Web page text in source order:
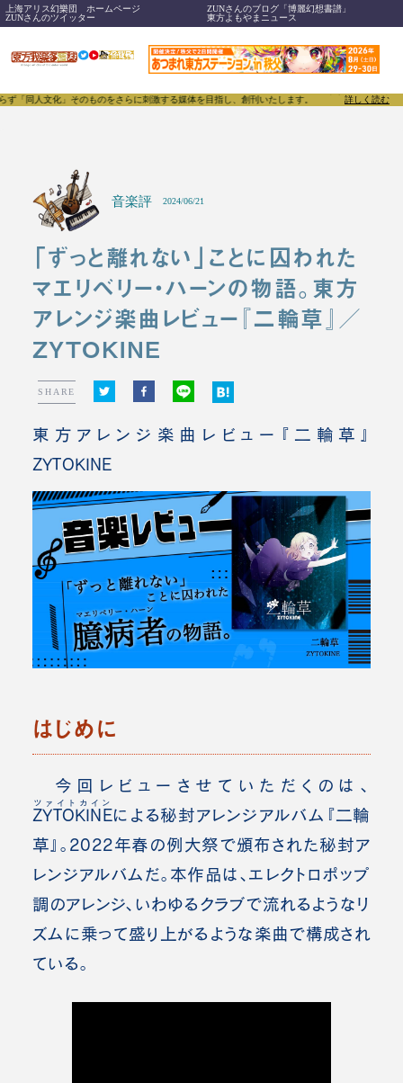
上海アリス幻樂団 ホームページ
ZUNさんのブログ「博麗幻想書譜」
ZUNさんのツイッター
東方よもやまニュース
そのものをさらに刺激する媒体を目指し、創刊いたします。 東方我楽多叢誌(とうほうがらく
詳しく読む
音楽評 2024/06/21
「ずっと離れない」ことに囚われた
マエリベリー・ハーンの物語。東方
アレンジ楽曲レビュー『二輪草』／
ZYTOKINE
SHARE
東方アレンジ楽曲レビュー『二輪草』
ZYTOKINE
はじめに
今回レビューさせていただくのは、
ZYTOKINE
ツァイトカイン
による秘封アレンジアルバム『二輪
草』。2022年春の例大祭で頒布された秘封ア
レンジアルバムだ。 本作品は、エレクトロポップ
調のアレンジ、いわゆるクラブで流れるようなリ
ズムに乗って盛り上がるような楽曲で構成され
ている。